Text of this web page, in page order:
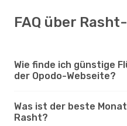
FAQ über
Wie finde ich günstige
der Opodo-Webseite?
Was ist der beste
Rasht?